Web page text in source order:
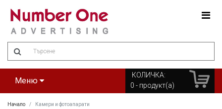
dollars)
Меню
КОЛИЧКА:
0 - продукт(а)
Начало Камери и фотоапарати